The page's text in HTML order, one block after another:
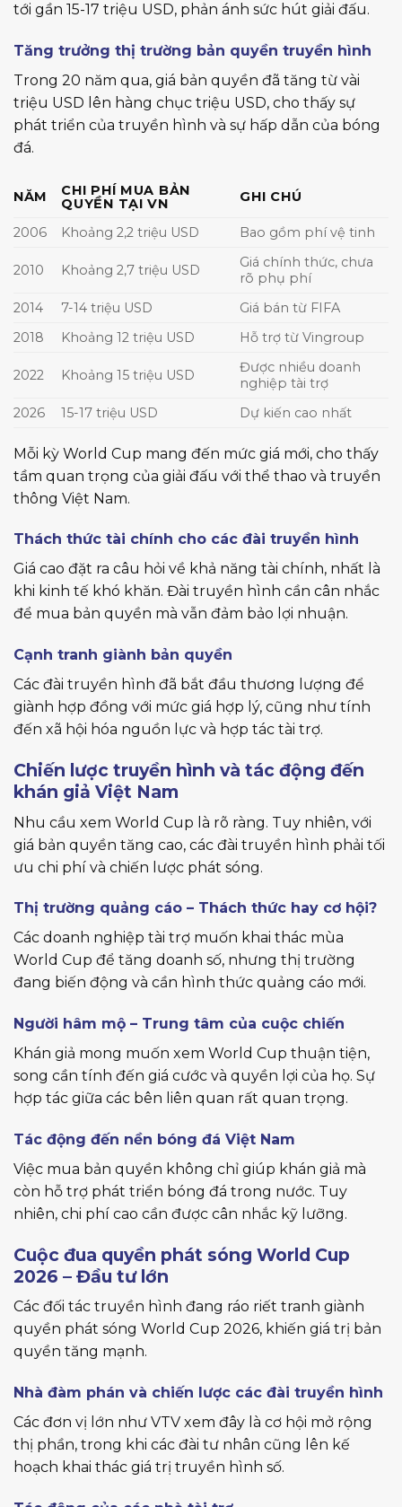
tới gần 15-17 triệu USD, phản ánh sức hút giải đấu.
Tăng trưởng thị trường bản quyền truyền hình
Trong 20 năm qua, giá bản quyền đã tăng từ vài
triệu USD lên hàng chục triệu USD, cho thấy sự
phát triển của truyền hình và sự hấp dẫn của bóng
đá.
NĂM
CHI PHÍ MUA BẢN
QUYỀN TẠI VN
GHI CHÚ
2006 Khoảng 2,2 triệu USD Bao gồm phí vệ tinh
2010 Khoảng 2,7 triệu USD
Giá chính thức, chưa
rõ phụ phí
2014
7-14 triệu USD
Giá bán từ FIFA
2018
Khoảng 12 triệu USD Hỗ trợ từ Vingroup
2022 Khoảng 15 triệu USD
Được nhiều doanh
nghiệp tài trợ
2026
15-17 triệu USD Dự kiến cao nhất
Mỗi kỳ World Cup mang đến mức giá mới, cho thấy
tầm quan trọng của giải đấu với thể thao và truyền
thông Việt Nam.
Thách thức tài chính cho các đài truyền hình
Giá cao đặt ra câu hỏi về khả năng tài chính, nhất là
khi kinh tế khó khăn. Đài truyền hình cần cân nhắc
để mua bản quyền mà vẫn đảm bảo lợi nhuận.
Cạnh tranh giành bản quyền
Các đài truyền hình đã bắt đầu thương lượng để
giành hợp đồng với mức giá hợp lý, cũng như tính
đến xã hội hóa nguồn lực và hợp tác tài trợ.
Chiến lược truyền hình và tác động đến
khán giả Việt Nam
Nhu cầu xem World Cup là rõ ràng. Tuy nhiên, với
giá bản quyền tăng cao, các đài truyền hình phải tối
ưu chi phí và chiến lược phát sóng.
Thị trường quảng cáo – Thách thức hay cơ hội?
Các doanh nghiệp tài trợ muốn khai thác mùa
World Cup để tăng doanh số, nhưng thị trường
đang biến động và cần hình thức quảng cáo mới.
Người hâm mộ – Trung tâm của cuộc chiến
Khán giả mong muốn xem World Cup thuận tiện,
song cần tính đến giá cước và quyền lợi của họ. Sự
hợp tác giữa các bên liên quan rất quan trọng.
Tác động đến nền bóng đá Việt Nam
Việc mua bản quyền không chỉ giúp khán giả mà
còn hỗ trợ phát triển bóng đá trong nước. Tuy
nhiên, chi phí cao cần được cân nhắc kỹ lưỡng.
Cuộc đua quyền phát sóng World Cup
2026 – Đầu tư lớn
Các đối tác truyền hình đang ráo riết tranh giành
quyền phát sóng World Cup 2026, khiến giá trị bản
quyền tăng mạnh.
Nhà đàm phán và chiến lược các đài truyền hình
Các đơn vị lớn như VTV xem đây là cơ hội mở rộng
thị phần, trong khi các đài tư nhân cũng lên kế
hoạch khai thác giá trị truyền hình số.